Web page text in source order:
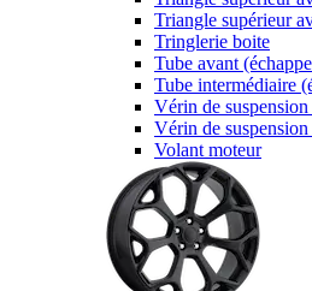
Triangle supérieur
Tringlerie boite
Tube avant
Tube intermédiaire
Vérin de
Vérin de
Volant moteur